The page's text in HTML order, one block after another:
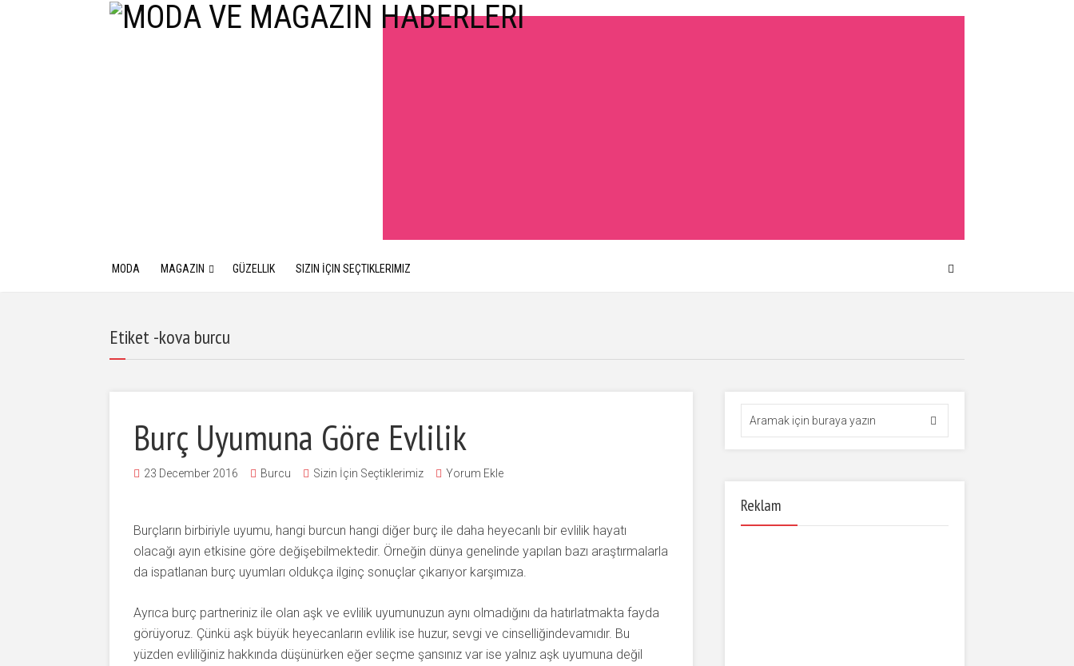
MODA MAGAZIN GÜZELLIK SIZIN İÇIN SEÇTIKLERIMIZ
Etiket -kova burcu
Burç Uyumuna Göre Evlilik
23 December 2016 Burcu Sizin İçin Seçtiklerimiz Yorum Ekle
Burçların birbiriyle uyumu, hangi burcun hangi diğer burç ile daha heyecanlı bir evlilik hayatı
olacağı ayın etkisine göre değişebilmektedir. Örneğin dünya genelinde yapılan bazı araştırmalarla
da ispatlanan burç uyumları oldukça ilginç sonuçlar çıkarıyor karşımıza.
Ayrıca burç partneriniz ile olan aşk ve evlilik uyumunuzun aynı olmadığını da hatırlatmakta fayda
görüyoruz. Çünkü aşk büyük heyecanların evlilik ise huzur, sevgi ve cinselliğindevamıdır. Bu
yüzden evliliğiniz hakkında düşünürken eğer seçme şansınız var ise yalnız aşk uyumuna değil
Reklam